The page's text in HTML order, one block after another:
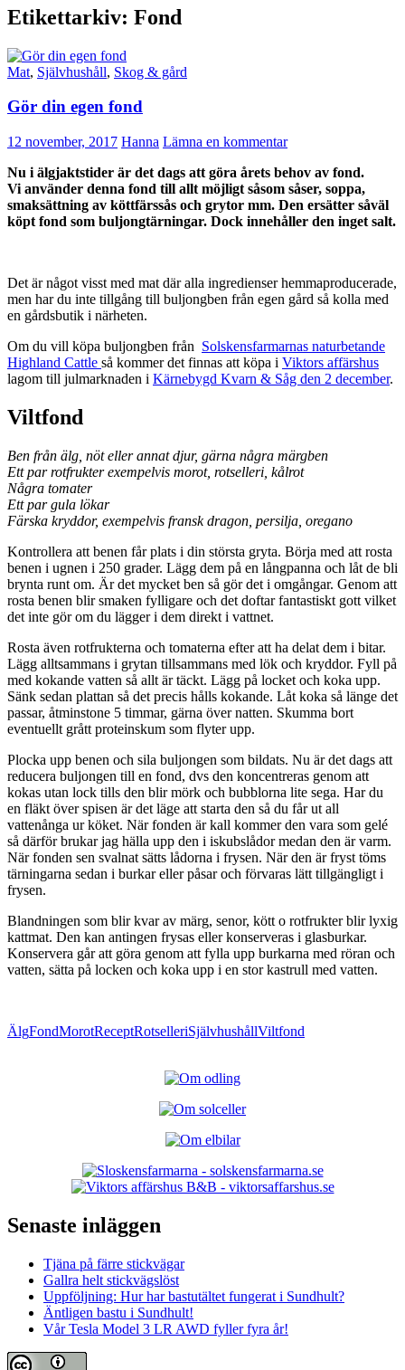
Etikettarkiv: Fond
Mat, Självhushåll, Skog & gård
Gör din egen fond
12 november, 2017 Hanna Lämna en kommentar
Nu i älgjaktstider är det dags att göra årets behov av fond.
Vi använder denna fond till allt möjligt såsom såser, soppa,
smaksättning av köttfärssås och grytor mm. Den ersätter såväl
köpt fond som buljongtärningar. Dock innehåller den inget salt.
Det är något visst med mat där alla ingredienser hemmaproducerade,
men har du inte tillgång till buljongben från egen gård så kolla med
en gårdsbutik i närheten.
Om du vill köpa buljongben från Solskensfarmarnas naturbetande
Highland Cattle så kommer det finnas att köpa i Viktors affärshus
lagom till julmarknaden i Kärnebygd Kvarn & Såg den 2 december.
Viltfond
Ben från älg, nöt eller annat djur, gärna några märgben
Ett par rotfrukter exempelvis morot, rotselleri, kålrot
Några tomater
Ett par gula lökar
Färska kryddor, exempelvis fransk dragon, persilja, oregano
Kontrollera att benen får plats i din största gryta. Börja med att rosta
benen i ugnen i 250 grader. Lägg dem på en långpanna och låt de bli
brynta runt om. Är det mycket ben så gör det i omgångar. Genom att
rosta benen blir smaken fylligare och det doftar fantastiskt gott vilket
det inte gör om du lägger i dem direkt i vattnet.
Rosta även rotfrukterna och tomaterna efter att ha delat dem i bitar.
Lägg alltsammans i grytan tillsammans med lök och kryddor. Fyll på
med kokande vatten så allt är täckt. Lägg på locket och koka upp.
Sänk sedan plattan så det precis hålls kokande. Låt koka så länge det
passar, åtminstone 5 timmar, gärna över natten. Skumma bort
eventuellt grått proteinskum som flyter upp.
Plocka upp benen och sila buljongen som bildats. Nu är det dags att
reducera buljongen till en fond, dvs den koncentreras genom att
kokas utan lock tills den blir mörk och bubblorna lite sega. Har du
en fläkt över spisen är det läge att starta den så du får ut all
vattenånga ur köket. När fonden är kall kommer den vara som gelé
så därför brukar jag hälla upp den i iskubslådor medan den är varm.
När fonden sen svalnat sätts lådorna i frysen. När den är fryst töms
tärningarna sedan i burkar eller påsar och förvaras lätt tillgängligt i
frysen.
Blandningen som blir kvar av märg, senor, kött o rotfrukter blir lyxig
kattmat. Den kan antingen frysas eller konserveras i glasburkar.
Konservera går att göra genom att fylla upp burkarna med röran och
vatten, sätta på locken och koka upp i en stor kastrull med vatten.
ÄlgFondMorotReceptRotselleriSjälvhushållViltfond
Senaste inläggen
Tjäna på färre stickvägar
Gallra helt stickvägslöst
Uppföljning: Hur har bastutältet fungerat i Sundhult?
Äntligen bastu i Sundhult!
Vår Tesla Model 3 LR AWD fyller fyra år!